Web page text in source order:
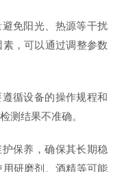
免阳光、热源等干扰
，可以通过调整参数
循设备的操作规程和
测结果不准确。
保养，确保其长期稳
研磨剂、酒精等可能